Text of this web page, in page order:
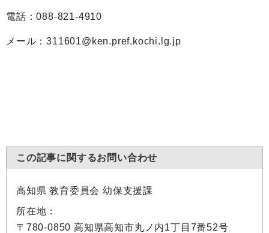
電話：088-821-4910
メール：311601@ken.pref.kochi.lg.jp
この記事に関するお問い合わせ
高知県 教育委員会 幼保支援課
所在地：
〒780-0850 高知県高知市丸ノ内1丁目7番52号